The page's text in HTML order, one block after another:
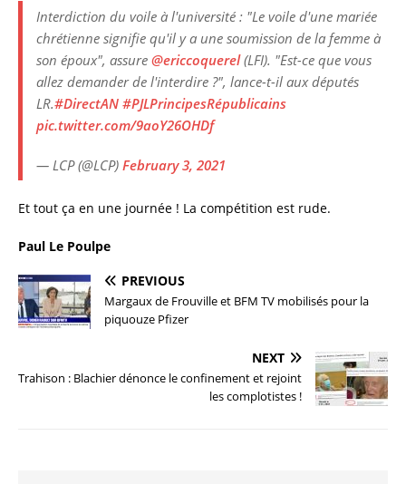
Interdiction du voile à l'université : "Le voile d'une mariée
chrétienne signifie qu'il y a une soumission de la femme à
son époux", assure @ericcoquerel(LFI). "Est-ce que vous
allez demander de l'interdire ?", lance-t-il aux députés
LR.#DirectAN #PJLPrincipesRépublicains
pic.twitter.com/9aoY26OHDf
— LCP (@LCP) February 3, 2021
Et tout ça en une journée ! La compétition est rude.
Paul Le Poulpe
PREVIOUS
Margaux de Frouville et BFM TV mobilisés pour la
piquouze Pfizer
NEXT
Trahison : Blachier dénonce le confinement et rejoint
les complotistes !